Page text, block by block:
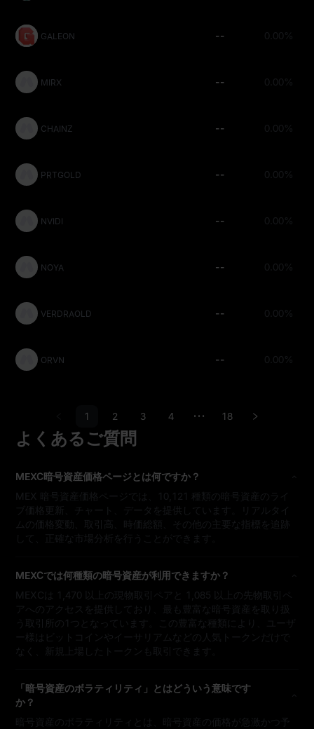
GALEON -- 0.00%
MIRX -- 0.00%
CHAINZ -- 0.00%
PRTGOLD -- 0.00%
NVIDI -- 0.00%
NOYA -- 0.00%
VERDRAOLD -- 0.00%
ORVN -- 0.00%
1 2 3 4 ••• 18
よくあるご質問
MEXC暗号資産価格ページとは何ですか？
MEX 暗号資産価格ページでは、10,121 種類の暗号資産のライ
ブ価格更新、チャート、データを提供しています。リアルタイ
ムの価格変動、取引高、時価総額、その他の主要な指標を追跡
して、正確な市場分析を行うことができます。
MEXCでは何種類の暗号資産が利用できますか？
MEXCは 1,470 以上の現物取引ペアと 1,085 以上の先物取引ペ
アへのアクセスを提供しており、最も豊富な暗号資産を取り扱
う取引所の1つとなっています。この豊富な種類により、ユーザ
ー様はビットコインやイーサリアムなどの人気トークンだけで
なく、新規上場したトークンも取引できます。
「暗号資産のボラティリティ」とはどういう意味です
か？
暗号資産のボラティリティとは、暗号資産の価格が急激かつ予